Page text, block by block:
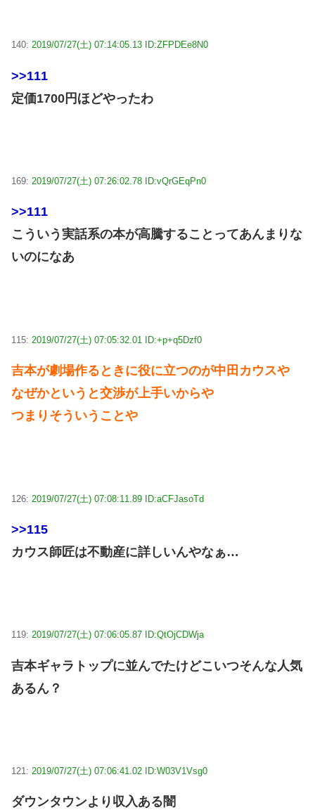
140: 2019/07/27(土) 07:14:05.13 ID:ZFPDEe8N0
>>111
定価1700円ほどやったわ
169: 2019/07/27(土) 07:26:02.78 ID:vQrGEqPn0
>>111
こういう実話系の本が高騰することってあんまりな
いのになあ
115: 2019/07/27(土) 07:05:32.01 ID:+p+q5Dzf0
吉本が劇場作るときに役に立つのが中田カウスや
なぜかというと交渉が上手いからや
つまりそういうことや
126: 2019/07/27(土) 07:08:11.89 ID:aCFJasoTd
>>115
カウス師匠は不動産に詳しいんやなぁ…
119: 2019/07/27(土) 07:06:05.87 ID:QtOjCDWja
吉本ギャラトップに並んでたけどこいつそんな人気
あるん？
121: 2019/07/27(土) 07:06:41.02 ID:W03V1Vsg0
ダウンタウンより収入ある闇